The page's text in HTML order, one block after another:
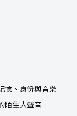
憶、身份與音樂
陌生人聲音